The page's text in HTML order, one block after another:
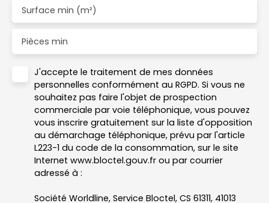
Surface min (m²)
Pièces min
J'accepte le traitement de mes données
personnelles conformément au RGPD. Si vous ne
souhaitez pas faire l'objet de prospection
commerciale par voie téléphonique, vous pouvez
vous inscrire gratuitement sur la liste d'opposition
au démarchage téléphonique, prévu par l'article
L223-1 du code de la consommation, sur le site
Internet www.bloctel.gouv.fr ou par courrier
adressé à :
Société Worldline, Service Bloctel, CS 61311, 41013